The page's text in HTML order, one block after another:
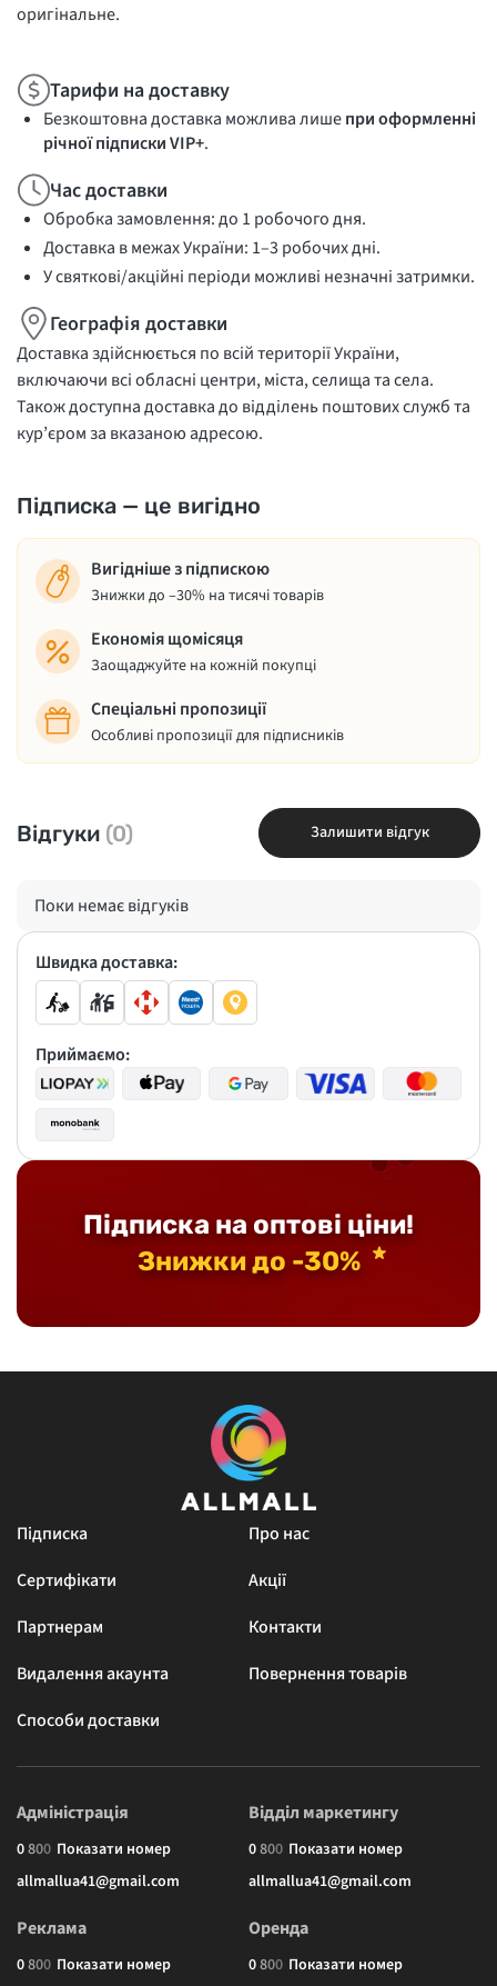
оригінальне.
Тарифи на доставку
Безкоштовна доставка можлива лишепри оформленні
річної підписки VIP+.
Час доставки
Обробка замовлення: до 1 робочого дня.
Доставка в межах України: 1–3 робочих дні.
У святкові/акційні періоди можливі незначні затримки.
Географія доставки
Доставка здійснюється по всій території України,
включаючи всі обласні центри, міста, селища та села.
Також доступна доставка до відділень поштових служб та
кур’єром за вказаною адресою.
Підписка — це вигідно
Вигідніше з підпискою
Знижки до –30% на тисячі товарів
Економія щомісяця
Заощаджуйте на кожній покупці
Спеціальні пропозиції
Особливі пропозиції для підписників
Відгуки (0) Залишити відгук
Поки немає відгуків
Підписка на оптові ціни!
Знижки до -30%
Швидка доставка:
Приймаємо:
Підписка
Про нас
Сертифікати
Акції
Партнерам
Контакти
Видалення акаунта
Повернення товарів
Способи доставки
Адміністрація
0800 Показати номер
allmallua41@gmail.com
Відділ маркетингу
0800 Показати номер
allmallua41@gmail.com
Реклама
0800 Показати номер
Оренда
0800 Показати номер